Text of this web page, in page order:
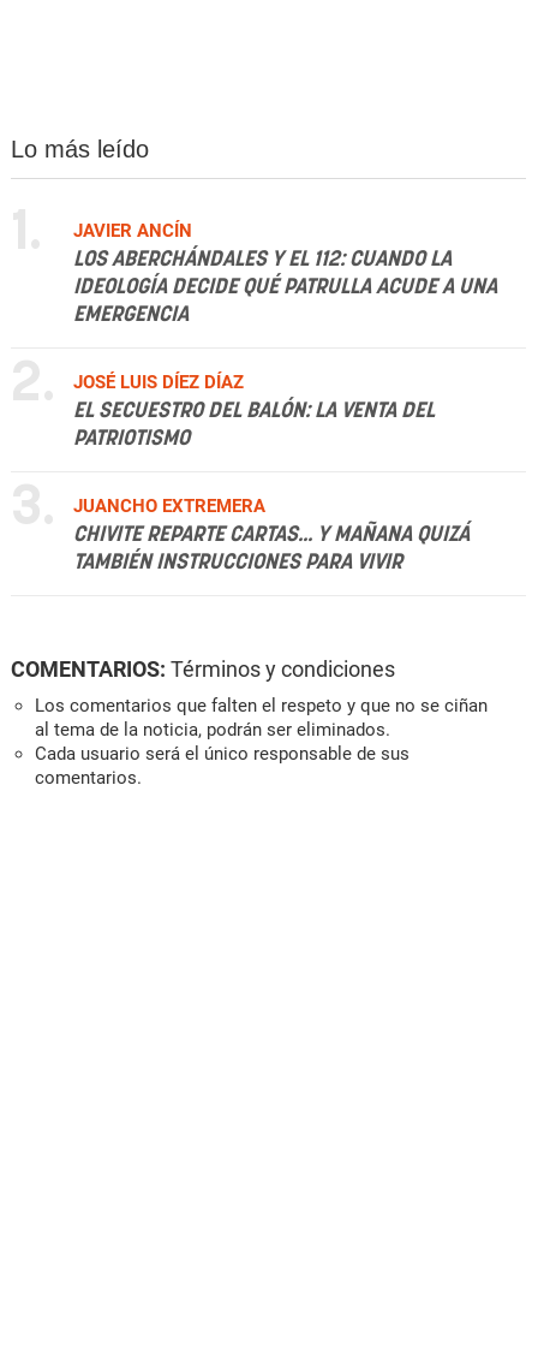
Lo más leído
1.
JAVIER ANCÍN
LOS ABERCHÁNDALES Y EL 112: CUANDO LA
IDEOLOGÍA DECIDE QUÉ PATRULLA ACUDE A UNA
EMERGENCIA
2.
JOSÉ LUIS DÍEZ DÍAZ
EL SECUESTRO DEL BALÓN: LA VENTA DEL
PATRIOTISMO
3.
JUANCHO EXTREMERA
CHIVITE REPARTE CARTAS... Y MAÑANA QUIZÁ
TAMBIÉN INSTRUCCIONES PARA VIVIR
COMENTARIOS: Términos y condiciones
Los comentarios que falten el respeto y que no se ciñan
al tema de la noticia, podrán ser eliminados.
Cada usuario será el único responsable de sus
comentarios.